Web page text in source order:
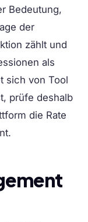
Bedeutung,
der
zählt und
als
sich von Tool
prüfe deshalb
die Rate